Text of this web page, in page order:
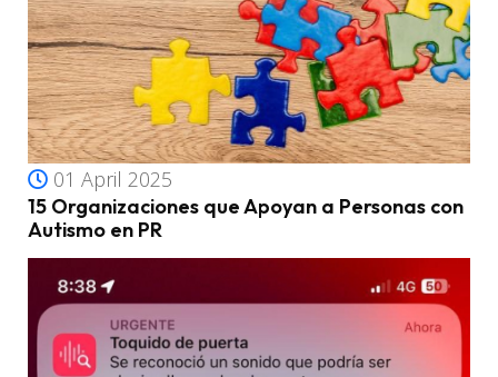
01 April 2025
15 Organizaciones que Apoyan a Personas con
Autismo en PR